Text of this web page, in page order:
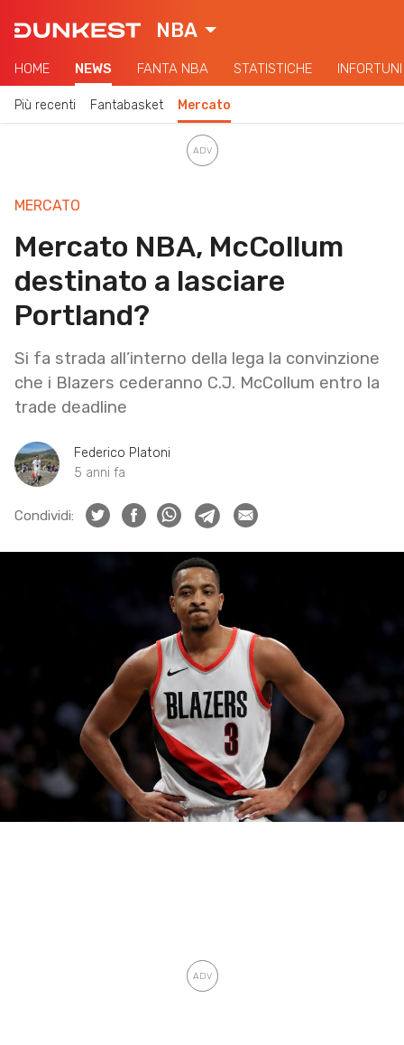
NBA
HOME NEWS FANTA NBA STATISTICHE INFORTUNI
Più recenti Fantabasket Mercato
MERCATO
Mercato NBA, McCollum
destinato a lasciare
Portland?
Si fa strada all’interno della lega la convinzione
che i Blazers cederanno C.J. McCollum entro la
trade deadline
Federico Platoni
5 anni fa
Condividi: